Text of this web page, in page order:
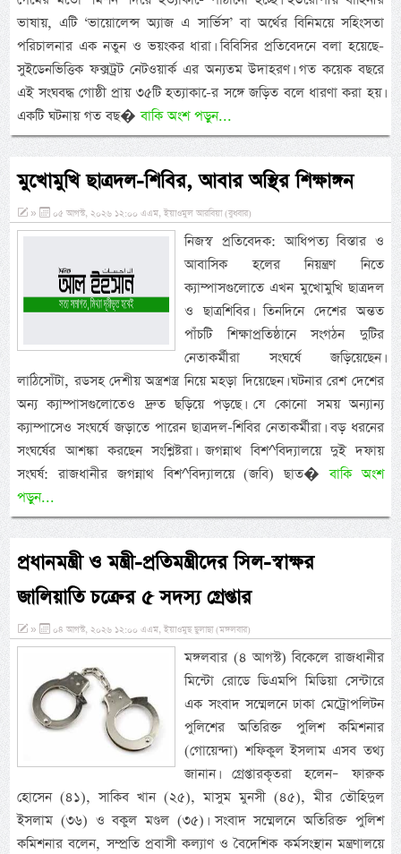
ভাষায়, এটি ‘ভায়োলেন্স অ্যাজ এ সার্ভিস’ বা অর্থের বিনিময়ে সহিংসতা
পরিচালনার এক নতুন ও ভয়ংকর ধারা। বিবিসির প্রতিবেদনে বলা হয়েছে-
সুইডেনভিত্তিক ফক্সট্রট নেটওয়ার্ক এর অন্যতম উদাহরণ। গত কয়েক বছরে
এই সংঘবদ্ধ গোষ্ঠী প্রায় ৩৫টি হত্যাকা-ের সঙ্গে জড়িত বলে ধারণা করা হয়।
একটি ঘটনায় গত বছ�বাকি অংশ পড়ুন...
মুখোমুখি ছাত্রদল-শিবির, আবার অস্থির শিক্ষাঙ্গন
» ০৫ আগস্ট, ২০২৬ ১২:০০ এএম, ইয়াওমুল আরবিয়া (বুধবার)
নিজস্ব প্রতিবেদক: আধিপত্য বিস্তার ও
আবাসিক হলের নিয়ন্ত্রণ নিতে
ক্যাম্পাসগুলোতে এখন মুখোমুখি ছাত্রদল
ও ছাত্রশিবির। তিনদিনে দেশের অন্তত
পাঁচটি শিক্ষাপ্রতিষ্ঠানে সংগঠন দুটির
নেতাকর্মীরা সংঘর্ষে জড়িয়েছেন।
লাঠিসোঁটা, রডসহ দেশীয় অস্ত্রশস্ত্র নিয়ে মহড়া দিয়েছেন। ঘটনার রেশ দেশের
অন্য ক্যাম্পাসগুলোতেও দ্রুত ছড়িয়ে পড়ছে। যে কোনো সময় অন্যান্য
ক্যাম্পাসেও সংঘর্ষে জড়াতে পারেন ছাত্রদল-শিবির নেতাকর্মীরা। বড় ধরনের
সংঘর্ষের আশঙ্কা করছেন সংশ্লিষ্টরা। জগন্নাথ বিশ^বিদ্যালয়ে দুই দফায়
সংঘর্ষ: রাজধানীর জগন্নাথ বিশ^বিদ্যালয়ে (জবি) ছাত�বাকি অংশ
পড়ুন...
প্রধানমন্ত্রী ও মন্ত্রী-প্রতিমন্ত্রীদের সিল-স্বাক্ষর
জালিয়াতি চক্রের ৫ সদস্য গ্রেপ্তার
» ০৪ আগস্ট, ২০২৬ ১২:০০ এএম, ইয়াওমুছ ছুলাছা (মঙ্গলবার)
মঙ্গলবার (৪ আগস্ট) বিকেলে রাজধানীর
মিন্টো রোডে ডিএমপি মিডিয়া সেন্টারে
এক সংবাদ সম্মেলনে ঢাকা মেট্রোপলিটন
পুলিশের অতিরিক্ত পুলিশ কমিশনার
(গোয়েন্দা) শফিকুল ইসলাম এসব তথ্য
জানান। গ্রেপ্তারকৃতরা হলেন– ফারুক
হোসেন (৪১), সাকিব খান (২৫), মাসুম মুনসী (৪৫), মীর তৌহিদুল
ইসলাম (৩৬) ও বকুল মণ্ডল (৩৫)। সংবাদ সম্মেলনে অতিরিক্ত পুলিশ
কমিশনার বলেন, সম্প্রতি প্রবাসী কল্যাণ ও বৈদেশিক কর্মসংস্থান মন্ত্রণালয়ে